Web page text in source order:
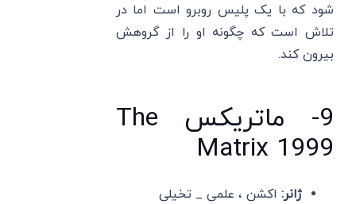
شود که با یک پلیس روبرو است اما در
تلاش است که چگونه او را از گروهش
بیرون کند.
9- ماتریکس The
Matrix 1999
ژانر: اکشن ، علمی _ تخیلی